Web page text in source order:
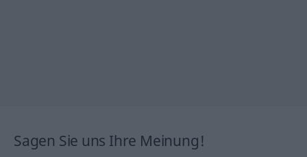
Sagen Sie uns Ihre Meinung!